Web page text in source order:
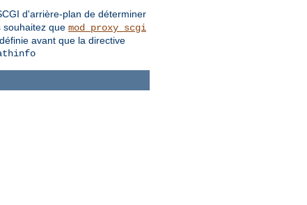
d'arrière-plan de déterminer
souhaitez que mod_proxy_scgi
avant que la directive